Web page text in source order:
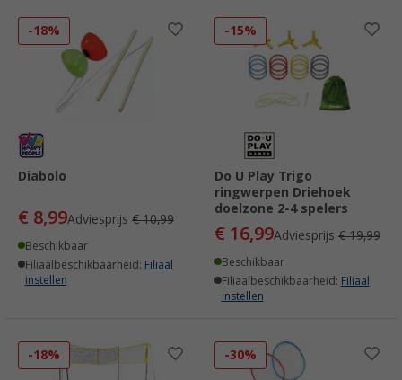
-18%
Diabolo
€ 8,99Adviesprijs € 10,99
Beschikbaar
Filiaalbeschikbaarheid: Filiaal
instellen
-15%
Do U Play Trigo
ringwerpen Driehoek
doelzone 2-4 spelers
€ 16,99Adviesprijs € 19,99
Beschikbaar
Filiaalbeschikbaarheid: Filiaal
instellen
-18% -30%